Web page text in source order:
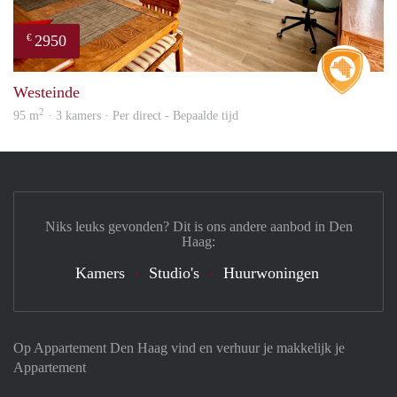
€ 2950
Real
Westeinde
95 m2 · 3 kamers · Per direct - Bepaalde tijd
Op Appartement Den Haag vind en verhuur je makkelijk je
Appartement
Niks leuks gevonden? Dit is ons andere aanbod in Den
Haag:
Kamers Studio's Huurwoningen